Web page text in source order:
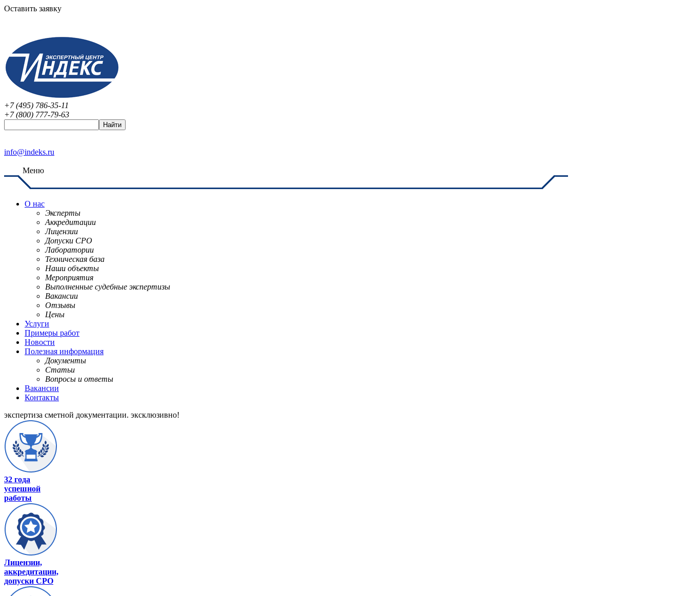
Оставить заявку
+7 (495) 786-35-11
+7 (800) 777-79-63
info@indeks.ru
Меню
О нас
Эксперты
Аккредитации
Лицензии
Допуски СРО
Лаборатории
Техническая база
Наши объекты
Мероприятия
Выполненные судебные экспертизы
Вакансии
Отзывы
Цены
Услуги
Примеры работ
Новости
Полезная информация
Документы
Статьи
Вопросы и ответы
Вакансии
Контакты
экспертиза сметной документации. эксклюзивно!
32 года
успешной
работы
Лицензии,
аккредитации,
допуски СРО